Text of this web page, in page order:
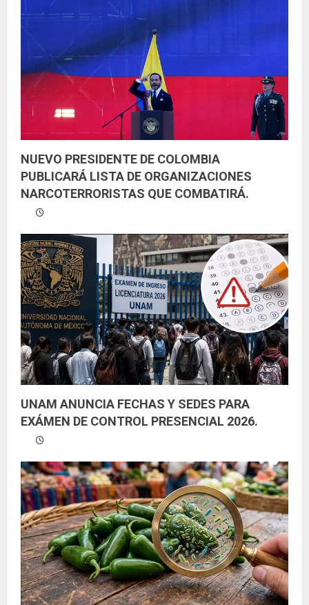
n
o
NUEVO PRESIDENTE DE COLOMBIA
PUBLICARÁ LISTA DE ORGANIZACIONES
NARCOTERRORISTAS QUE COMBATIRÁ.
UNAM ANUNCIA FECHAS Y SEDES PARA
EXÁMEN DE CONTROL PRESENCIAL 2026.